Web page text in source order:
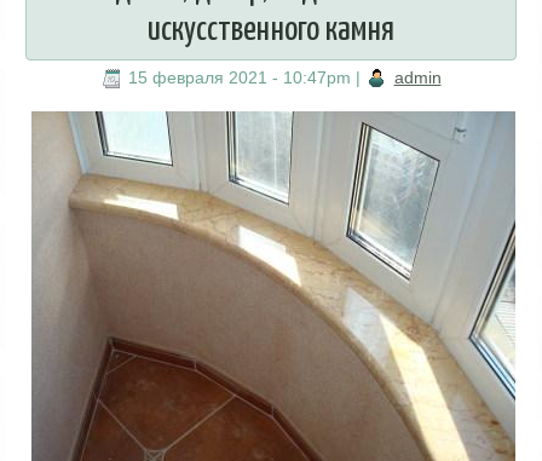
искусственного камня
15 февраля 2021 - 10:47pm | admin